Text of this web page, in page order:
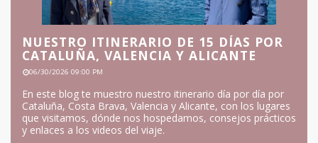
NUESTRO ITINERARIO DE 15 DÍAS POR
CATALUÑA, VALENCIA Y ALICANTE
06/30/2026 09:00 PM
En este blog te muestro nuestro itinerario día por día por
Cataluña, Costa Brava, Valencia y Alicante, con los lugares
que visitamos, dónde nos hospedamos, consejos prácticos
y enlaces a los videos del viaje.